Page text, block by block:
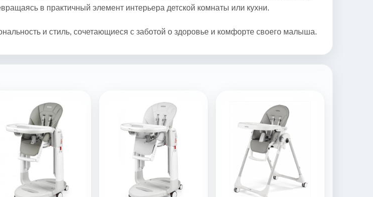
в практичный элемент интерьера детской комнаты или кухни.
и стиль, сочетающиеся с заботой о здоровье и комфорте своего малыша.